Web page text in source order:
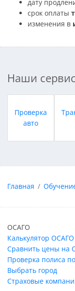
дату
срок оплаты
изменения в
Наши
Проверка
авто
Главная
ОСАГО
Калькулятор ОСАГО
Сравнить цены на
Проверка полиса
Выбрать город
Страховые